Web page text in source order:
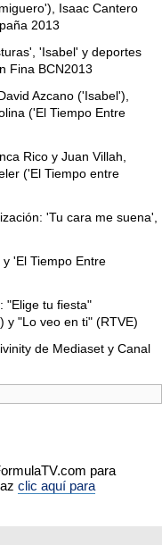
Isaac Cantero
2013
'Isabel' y deportes
Fina BCN2013
Azcano ('Isabel'),
('El Tiempo Entre
Rico y Juan Villah,
('El Tiempo entre
'Tu cara me suena',
'El Tiempo Entre
"Elige tu fiesta"
y "Lo veo en ti" (RTVE)
de Mediaset y Canal
para
clic aquí para